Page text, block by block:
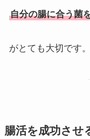
自分の腸に合う菌
がとても大切です。
腸活を成功させ